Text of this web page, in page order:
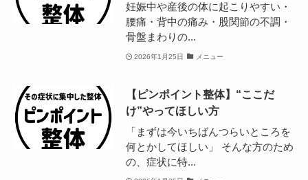
妊娠中や産後の体に起こりやすい・
腰痛・背中の痛み・股関節の不調・
骨盤まわりの...
2026年1月25日 メニュー
【ピンポイント整体】“ここだ
け”やってほしい方
「まずは今いちばんつらいところを
何とかしてほしい」 そんな方のため
の、症状に特...